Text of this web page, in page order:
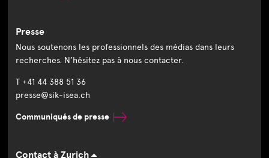
Presse
Nous soutenons les professionnels des médias dans leurs
recherches. N’hésitez pas à nous contacter.
T +41 44 388 51 36
presse@sik-isea.ch
Communiqués de presse
Contact à Zurich